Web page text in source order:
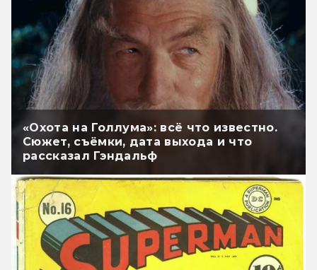
«Охота на Голлума»: всё что известно.
Сюжет, съёмки, дата выхода и что
рассказал Гэндальф